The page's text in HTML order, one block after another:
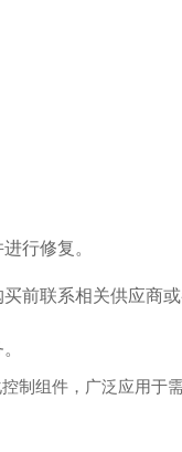
行修复。
前联系相关供应商
制组件，广泛应用于